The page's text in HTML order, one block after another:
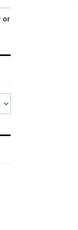
or